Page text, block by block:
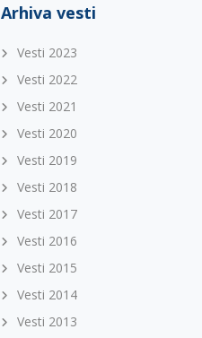
Arhiva vesti
Vesti 2023
Vesti 2022
Vesti 2021
Vesti 2020
Vesti 2019
Vesti 2018
Vesti 2017
Vesti 2016
Vesti 2015
Vesti 2014
Vesti 2013